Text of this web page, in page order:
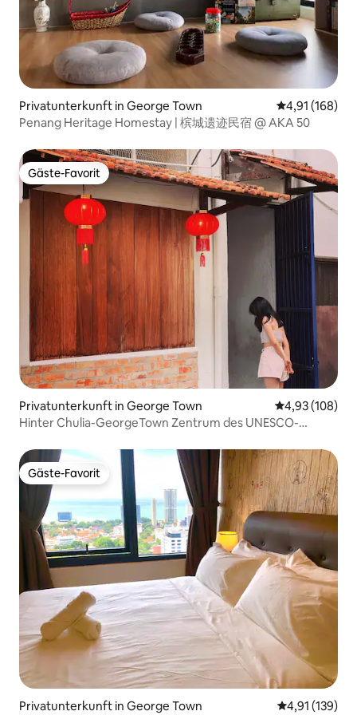
Privatunterkunft in George Town
4,91 (168)
Penang Heritage Homestay | 槟城遗迹民宿 @ AKA 50
Gäste-Favorit
Gäste-Favorit
Privatunterkunft in George Town
4,93 (108)
Hinter Chulia-GeorgeTown Zentrum des UNESCO-
Gäste-Favorit
Gäste-Favorit
Privatunterkunft in George Town
4,91 (139)